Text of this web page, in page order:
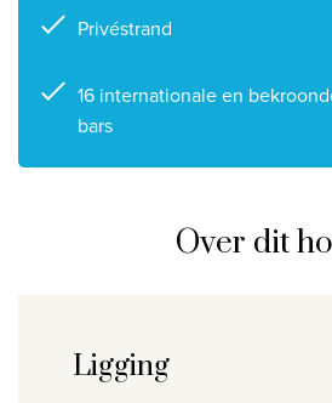
Privéstrand
16 internationale en
bars
Over dit
Ligging